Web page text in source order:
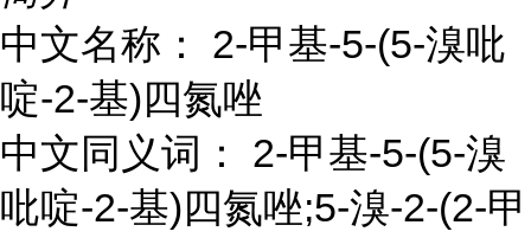
中文名称： 2-甲基-5-(5-溴吡
啶-2-基)四氮唑
中文同义词： 2-甲基-5-(5-溴
吡啶-2-基)四氮唑;5-溴-2-(2-甲